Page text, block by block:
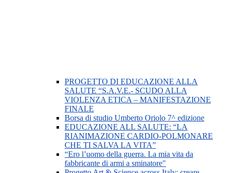
PROGETTO DI EDUCAZIONE ALLA
SALUTE “S.A.V.E.- SCUDO ALLA
VIOLENZA ETICA – MANIFESTAZIONE
FINALE
Borsa di studio Umberto Oriolo 7^ edizione
EDUCAZIONE ALL SALUTE: “LA
RIANIMAZIONE CARDIO-POLMONARE
CHE TI SALVA LA VITA”
“Ero l’uomo della guerra. La mia vita da
fabbricante di armi a sminatore"